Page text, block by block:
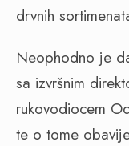
drvnih
Neophodno je
sa izvršnim
rukovodiocem
te o tome